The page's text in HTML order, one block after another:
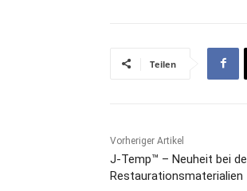
Teilen
Vorheriger Artikel
J-Temp™ – Neuheit bei
Restaurationsmaterialien